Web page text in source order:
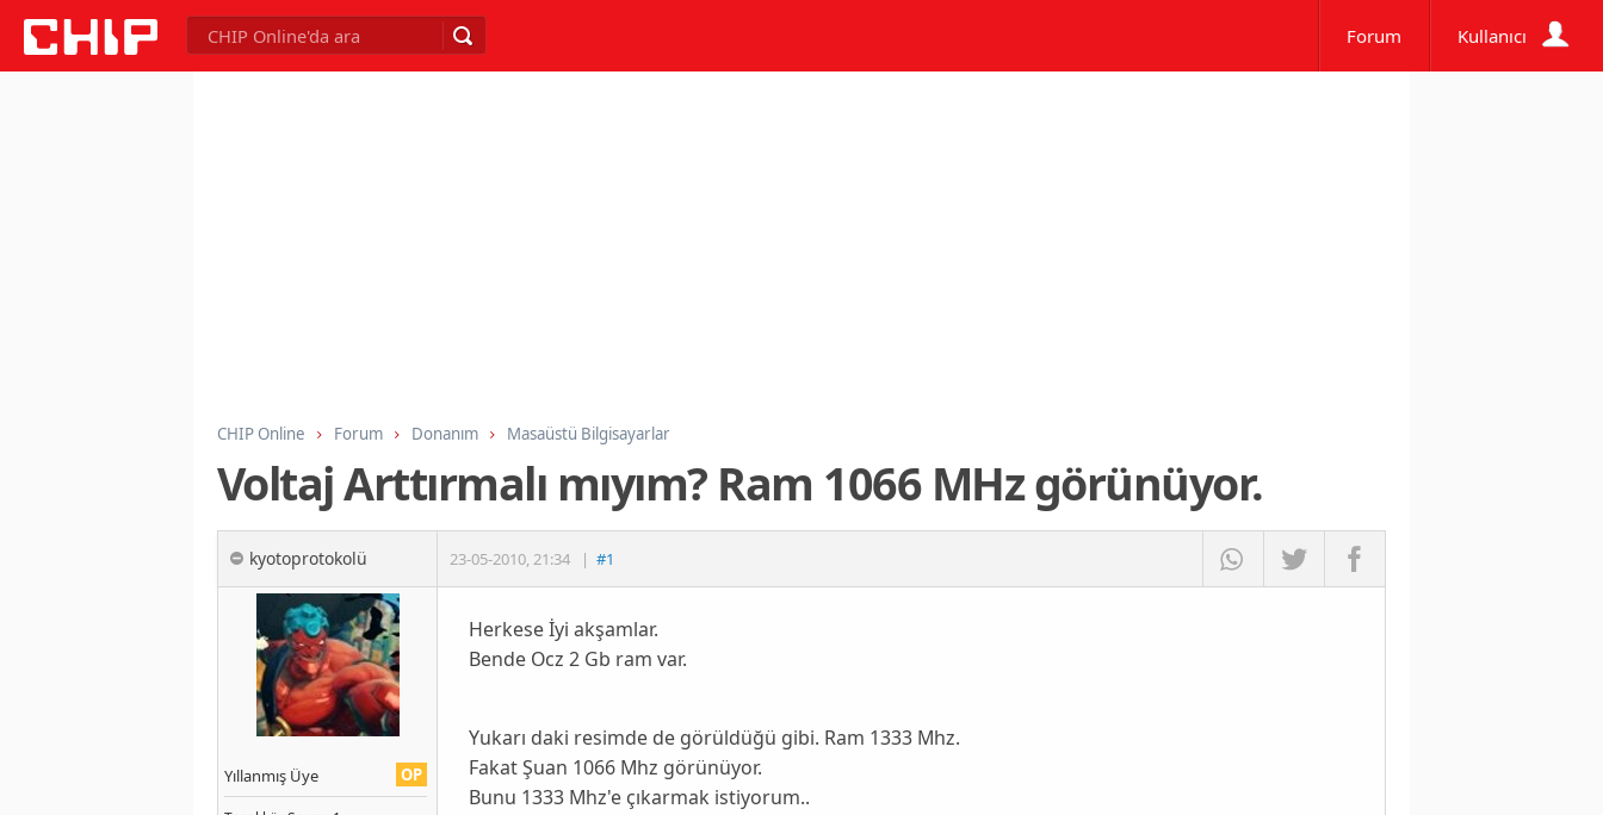
Forum Kullanıcı
CHIP Online Forum Donanım Masaüstü Bilgisayarlar
Voltaj Arttırmalı mıyım? Ram 1066 MHz görünüyor.
kyotoprotokolü 23-05-2010,21:34 | #1
OP
Yıllanmış Üye
Herkese İyi akşamlar.
Bende Ocz 2 Gb ram var.
Yukarı daki resimde de görüldüğü gibi. Ram 1333 Mhz.
Fakat Şuan 1066 Mhz görünüyor.
Bunu 1333 Mhz'e çıkarmak istiyorum..